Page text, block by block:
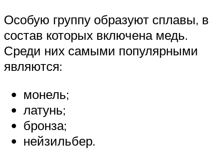
Особую группу образуют сплавы, в
состав которых включена медь.
Среди них самыми популярными
являются:
монель;
латунь;
бронза;
нейзильбер.